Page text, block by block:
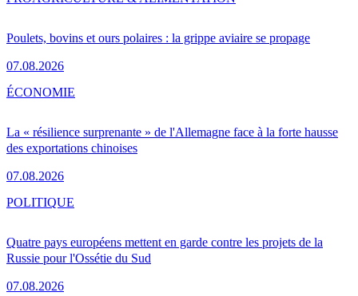
Poulets, bovins et ours polaires : la grippe aviaire se propage
07.08.2026
La « résilience surprenante » de l'Allemagne face à la forte hausse
des exportations chinoises
07.08.2026
ÉCONOMIE
Quatre pays européens mettent en garde contre les projets de la
Russie pour l'Ossétie du Sud
07.08.2026
POLITIQUE